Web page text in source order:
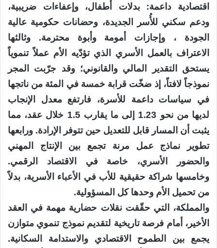
اقتصادية داعمة: بدلات أطفال، وإعفاءات ضريبية،
ودعم سكني للأُسر الجديدة، وحضانات حكومية عالية
الجودة ، وإجازات أمومة وأبوة محترمة. وثالثها
الاعتراف بالعمل الأسري الذي تؤدّيه الأم عملاً تنموياً
يستحق التقدير المالي والقانوني؛ وقد جرّبت المجر
نموذجاً لافتاً، إذ ضخّت قرابة خمسة في المئة من ناتجها
في سياسات داعمة للأسرة، فارتفع معدل الإنجاب
لديها من نحو 1.23 إلى ما يقارب 1.5 خلال عقد، مما
يثبت أن المسار قابل للتعديل حين تتوفر الإرادة. ورابعها
تطوير نماذج عمل مرنة تجمع بين الإنتاج المهني
والحضور الأسري، خاصة في الاقتصاد الرقمي.
وخامسها شراكة حقيقية للأب في الأعباء الأسرية، بدلاً
من تحميل الأم وحدها كل المسؤولية.
والمملكة، التي حقّقت نقلات حضارية مهمة في العقد
الأخير، أمام فرصة تاريخية لتقديم نموذج تنموي متوازن
يجمع بين الطموح الاقتصادي والاستدامة السكانية.